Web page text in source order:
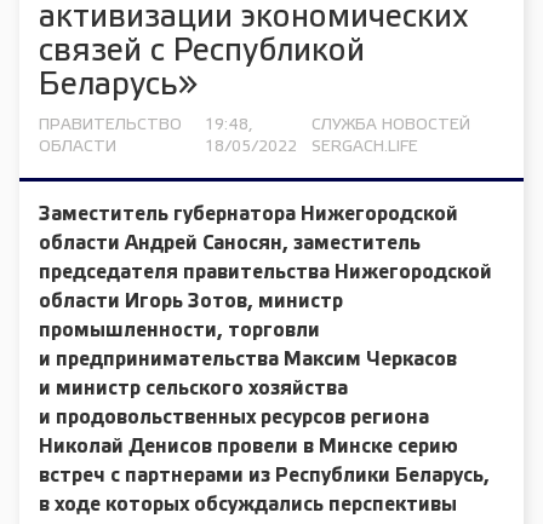
активизации экономических
связей с Республикой
Беларусь»
ПРАВИТЕЛЬСТВО
ОБЛАСТИ
19:48,
18/05/2022
СЛУЖБА НОВОСТЕЙ
SERGACH.LIFE
Заместитель губернатора Нижегородской
областиАндрей Саносян, заместитель
председателя правительства Нижегородской
области Игорь Зотов, министр
промышленности, торговли
и предпринимательства Максим Черкасов
и министр сельского хозяйства
и продовольственных ресурсов региона
Николай Денисов провели в Минске серию
встреч с партнерами из Республики Беларусь,
в ходе которых обсуждались перспективы